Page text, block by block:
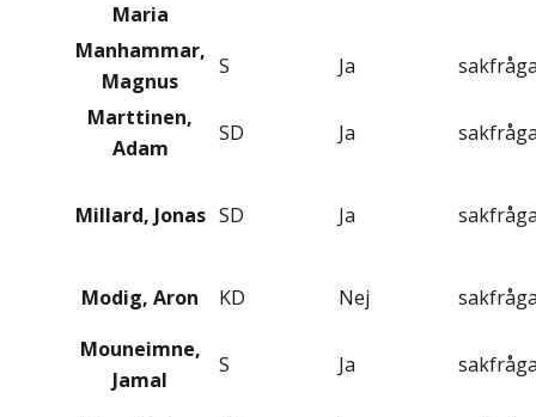
Maria
Manhammar,
Magnus
S Ja
Marttinen,
Adam
SD Ja
Millard, Jonas SD Ja
Modig, Aron KD Nej
Mouneimne,
Jamal
S Ja